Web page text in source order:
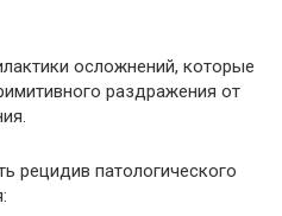
осложнений, которые
раздражения от
рецидив патологического